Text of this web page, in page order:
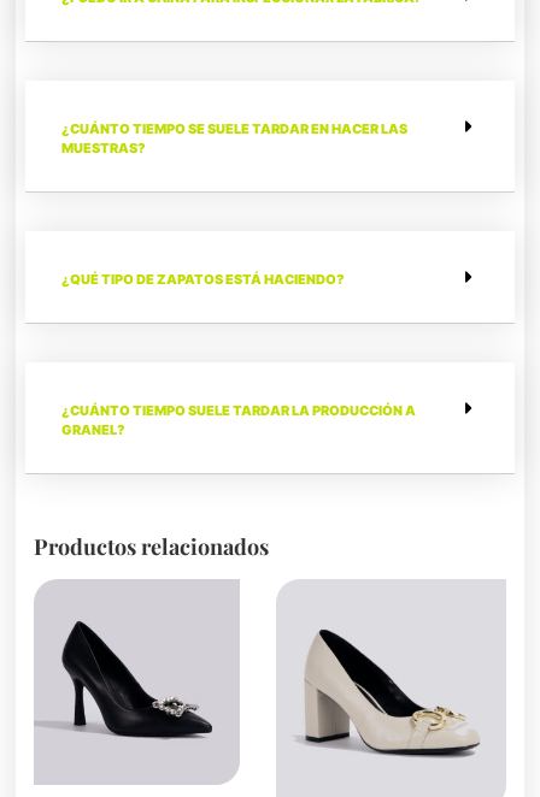
¿CUÁNTO TIEMPO SE SUELE TARDAR EN HACER LAS
MUESTRAS?
¿QUÉ TIPO DE ZAPATOS ESTÁ HACIENDO?
¿CUÁNTO TIEMPO SUELE TARDAR LA PRODUCCIÓN A
GRANEL?
Productos relacionados